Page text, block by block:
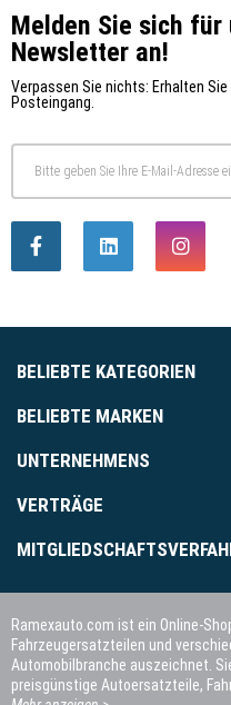
Melden Sie sich für
Newsletter an!
Verpassen Sie nichts: Erhalten
Posteingang.
BELIEBTE KATEGORIEN
BELIEBTE MARKEN
UNTERNEHMENS
VERTRÄGE
Ramexauto.com ist ein Online-
Fahrzeugersatzteilen und
Automobilbranche auszeichnet.
preisgünstige Autoersatzteile,